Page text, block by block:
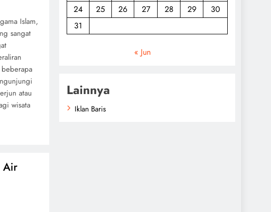
Islam,
sangat
atau
wisata
Air
24
25 26 27 28 29
30
31
« Jun
Lainnya
Iklan Baris